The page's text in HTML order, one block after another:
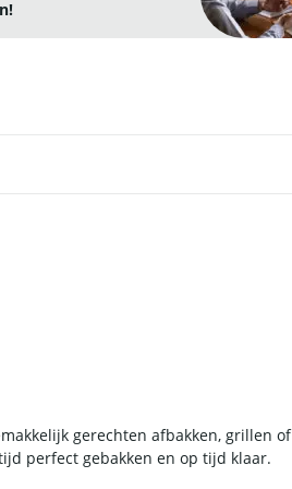
gerechten afbakken, grillen of
perfect gebakken en op tijd klaar.